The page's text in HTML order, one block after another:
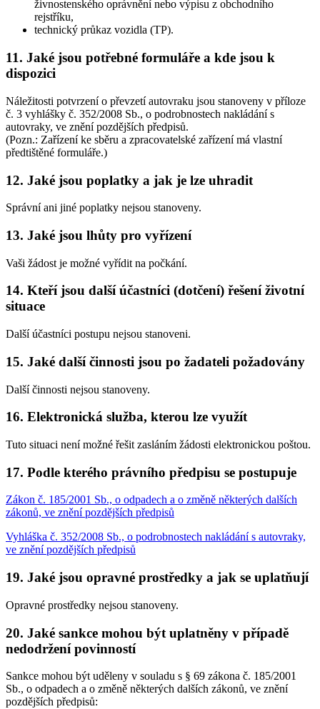
živnostenského oprávnění nebo výpisu z obchodního
rejstříku,
technický průkaz vozidla (TP).
11. Jaké jsou potřebné formuláře a kde jsou k
dispozici
Náležitosti potvrzení o převzetí autovraku jsou stanoveny v příloze
č. 3 vyhlášky č. 352/2008 Sb., o podrobnostech nakládání s
autovraky, ve znění pozdějších předpisů.
(Pozn.: Zařízení ke sběru a zpracovatelské zařízení má vlastní
předtištěné formuláře.)
12. Jaké jsou poplatky a jak je lze uhradit
Správní ani jiné poplatky nejsou stanoveny.
13. Jaké jsou lhůty pro vyřízení
Vaši žádost je možné vyřídit na počkání.
14. Kteří jsou další účastníci (dotčení) řešení životní
situace
Další účastníci postupu nejsou stanoveni.
15. Jaké další činnosti jsou po žadateli požadovány
Další činnosti nejsou stanoveny.
16. Elektronická služba, kterou lze využít
Tuto situaci není možné řešit zasláním žádosti elektronickou poštou.
17. Podle kterého právního předpisu se postupuje
Zákon č. 185/2001 Sb., o odpadech a o změně některých dalších
zákonů, ve znění pozdějších předpisů
Vyhláška č. 352/2008 Sb., o podrobnostech nakládání s autovraky,
ve znění pozdějších předpisů
19. Jaké jsou opravné prostředky a jak se uplatňují
Opravné prostředky nejsou stanoveny.
20. Jaké sankce mohou být uplatněny v případě
nedodržení povinností
Sankce mohou být uděleny v souladu s § 69 zákona č. 185/2001
Sb., o odpadech a o změně některých dalších zákonů, ve znění
pozdějších předpisů: